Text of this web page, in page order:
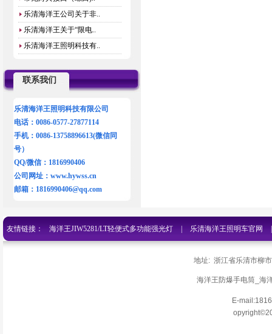
乐清海洋王公司关于非..
乐清海洋王关于“限电..
乐清海洋王照明科技有..
联系我们
乐清海洋王照明科技有限公司
电话：0086-0577-27877114
手机：0086-13758896613(微信同
号）
QQ/微信：1816990406
公司网址： www.hywss.cn
邮箱： 1816990406@qq.com
友情链接： 海洋王JIW5281/LT轻便式多功能强光灯 乐清海洋王照明车官网
海洋王手电筒JW7210官网 | 俄罗斯搜索-
| 乐清海
地址: 浙江省乐清市柳
海洋王防爆手电筒_海
E-